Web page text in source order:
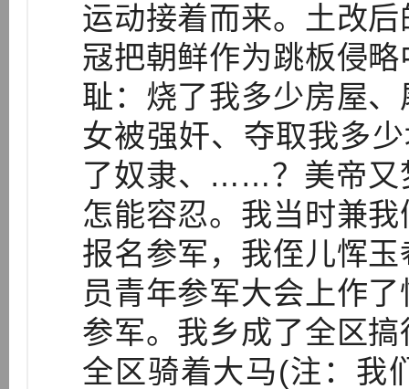
运动接着而来。土改
冦把朝鲜作为跳板侵
耻：烧了我多少房屋
女被强奸、夺取我多
了奴隶、……？美帝又
怎能容忍。我当时兼
报名参军，我侄儿恽
员青年参军大会上作
参军。我乡成了全区
全区骑着大马(注：我